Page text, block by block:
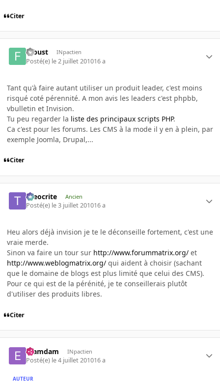
Citer
flibust INpactien
Posté(e) le 2 juillet 201016 a
Tant qu'à faire autant utiliser un produit leader, c'est moins
risqué coté pérennité. A mon avis les leaders c'est phpbb,
vbulletin et Invision.
Tu peu regarder la liste des principaux scripts PHP.
Ca c'est pour les forums. Les CMS à la mode il y en à plein, par
exemple Joomla, Drupal,...
Citer
theocrite Ancien
Posté(e) le 3 juillet 201016 a
Heu alors déjà invision je te le déconseille fortement, c'est une
vraie merde.
Sinon va faire un tour sur http://www.forummatrix.org/ et
http://www.weblogmatrix.org/ qui aident à choisir (sachant
que le domaine de blogs est plus limité que celui des CMS).
Pour ce qui est de la pérénité, je te conseillerais plutôt
d'utiliser des produits libres.
Citer
Eramdam INpactien
Posté(e) le 4 juillet 201016 a
AUTEUR